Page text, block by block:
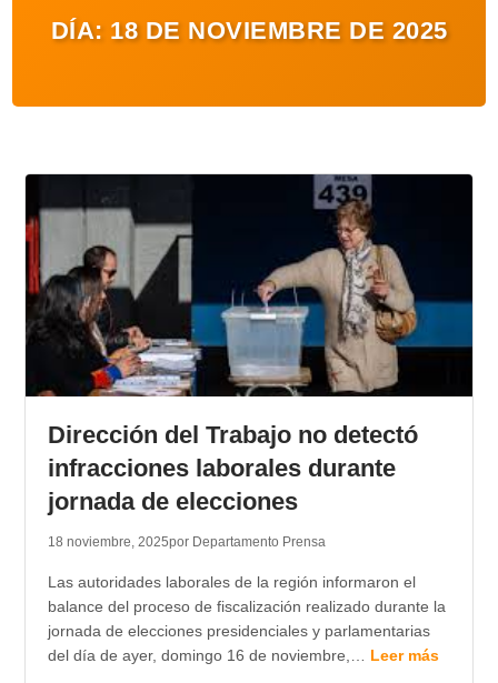
ENTRETENIMIENTO Y CULTURA
VIDEOS
GALERIA DE FOTOS
APP MÓVIL
DÍA: 18 DE NOVIEMBRE DE 2025
Dirección del Trabajo no detectó
infracciones laborales durante
jornada de elecciones
18 noviembre, 2025por Departamento Prensa
Las autoridades laborales de la región informaron el
balance del proceso de fiscalización realizado durante la
jornada de elecciones presidenciales y parlamentarias
del día de ayer, domingo 16 de noviembre,… Leer más